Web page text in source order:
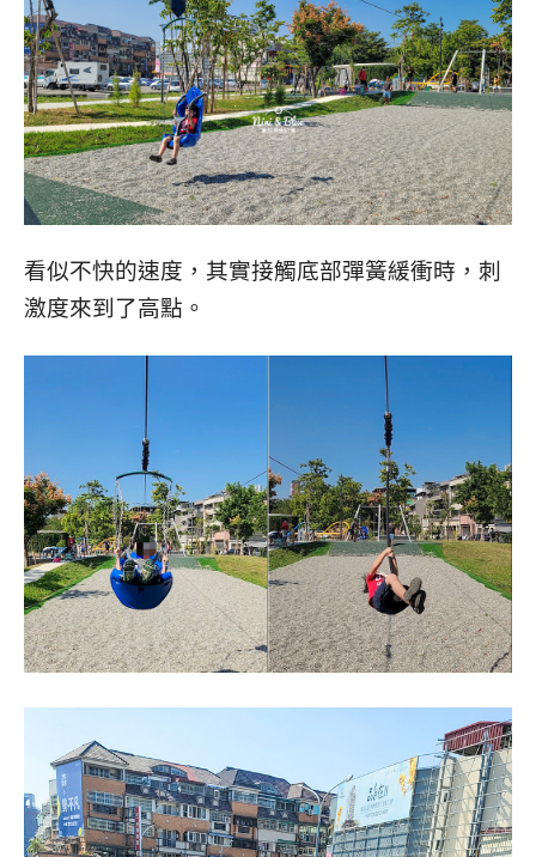
看似不快的速度，其實接觸底部彈簧緩衝時，刺
激度來到了高點。